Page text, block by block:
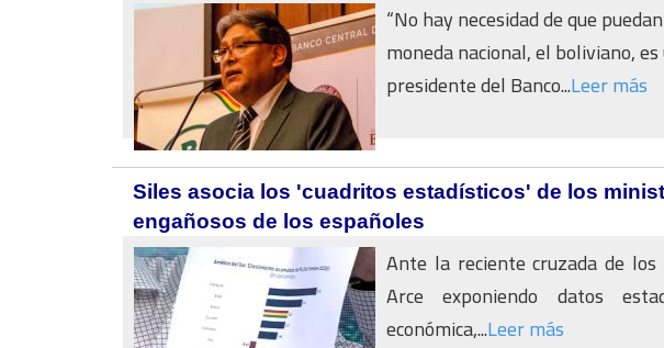
“No hay necesidad de que
moneda nacional, el boliviano,
presidente del Banco...Leer más
Siles asocia los 'cuadritos estadísticos' de los
engañosos de los españoles
Ante la reciente cruzada de
Arce exponiendo datos
económica,...Leer más